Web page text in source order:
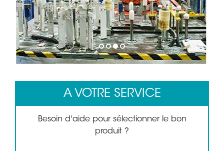
1 2 3 4
A VOTRE SERVICE
Besoin d'aide pour sélectionner le bon
produit ?